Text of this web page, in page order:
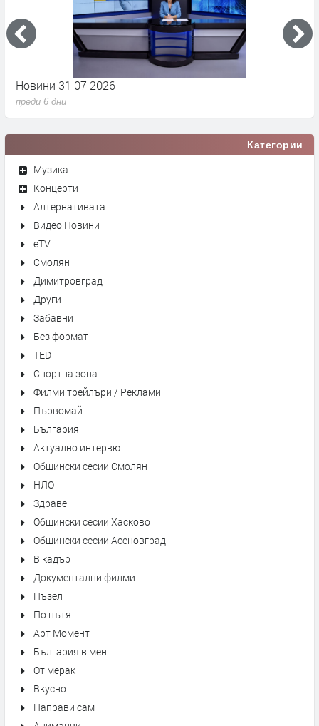
Новини 31 07 2026
преди 6 дни
Категории
Музика
Концерти
Алтернативата
Видео Новини
eTV
Смолян
Димитровград
Други
Забавни
Без формат
TED
Спортна зона
Филми трейлъри / Реклами
Първомай
България
Актуално интервю
Общински сесии Смолян
НЛО
Здраве
Общински сесии Хасково
Общински сесии Асеновград
В кадър
Документални филми
Пъзел
По пътя
Арт Момент
България в мен
От мерак
Вкусно
Направи сам